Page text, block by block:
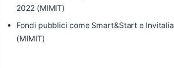
2022 (MIMIT)
Fondi pubblici come Smart&Start e Invitalia
(MIMIT)